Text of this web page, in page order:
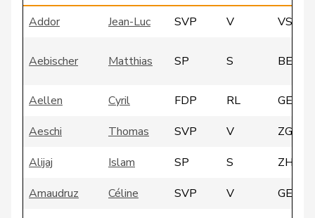
Addor Jean-Luc SVP V VS
Aebischer Matthias SP S BE
Aellen Cyril FDP RL
GE
Aeschi
Thomas SVP V
ZG
Alijaj
Islam SP S
ZH
Amaudruz
Céline SVP V
GE